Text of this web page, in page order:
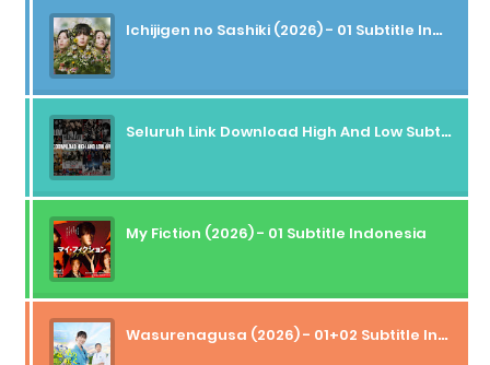
Ichijigen no Sashiki (2026) - 01 Subtitle Indonesia
Seluruh Link Download High And Low Subtitle Indonesia
My Fiction (2026) - 01 Subtitle Indonesia
Wasurenagusa (2026) - 01+02 Subtitle Indonesia